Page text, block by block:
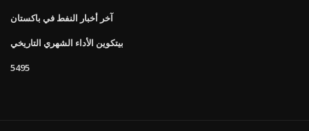
آخر أخبار النفط في باكستان
بيتكوين الأداء الشهري التاريخي
5495